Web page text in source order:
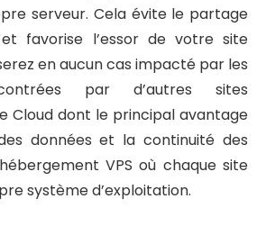
serveur. Cela évite le partage
favorise l’essor de votre site
en aucun cas impacté par les
par d’autres sites
Cloud dont le principal avantage
données et la continuité des
VPS où chaque site
système d’exploitation.